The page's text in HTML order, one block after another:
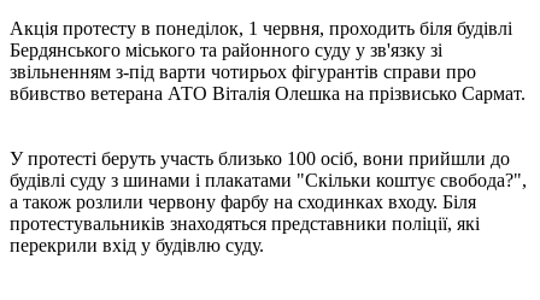
Акція протесту в понеділок, 1 червня, проходить біля будівлі
Бердянського міського та районного суду у зв'язку зі
звільненням з-під варти чотирьох фігурантів справи про
вбивство ветерана АТО Віталія Олешка на прізвисько Сармат.
У протесті беруть участь близько 100 осіб, вони прийшли до
будівлі суду з шинами і плакатами "Скільки коштує свобода?",
а також розлили червону фарбу на сходинках входу. Біля
протестувальників знаходяться представники поліції, які
перекрили вхід у будівлю суду.